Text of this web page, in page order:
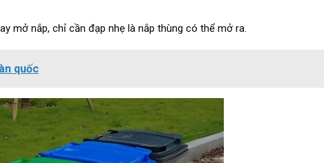
mở nắp, chỉ cần đạp nhẹ là nắp thùng có thể mở ra.
quốc